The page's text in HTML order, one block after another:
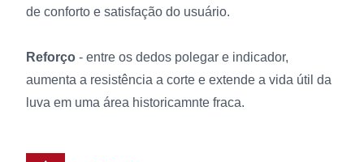
de conforto e satisfação do usuário.
Reforço - entre os dedos polegar e indicador,
aumenta a resistência a corte e extende a vida útil da
luva em uma área historicamnte fraca.